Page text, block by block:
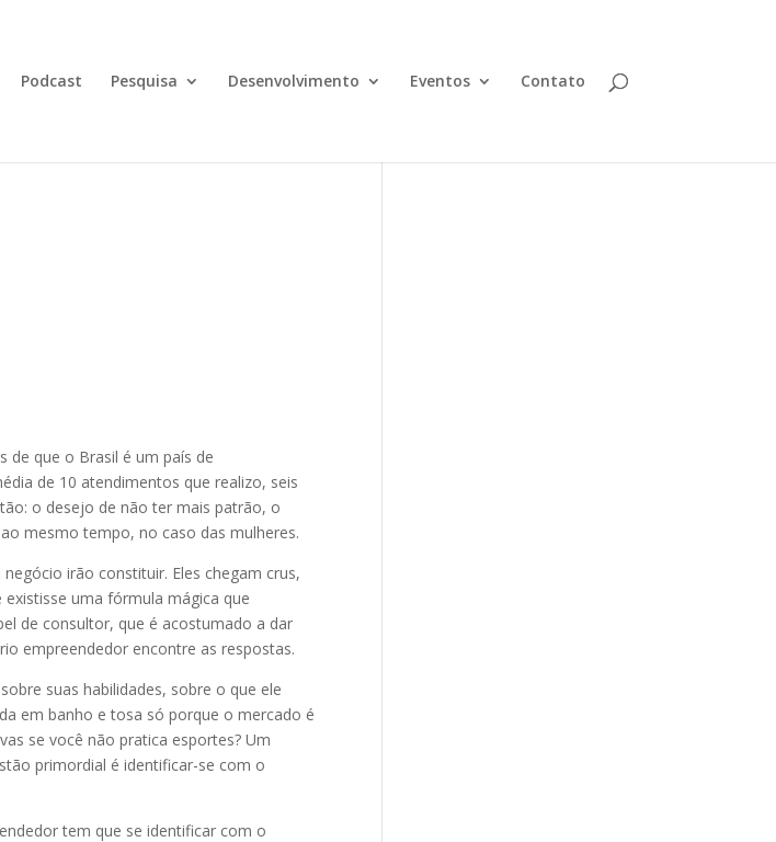
Podcast Pesquisa Desenvolvimento Eventos Contato
de que o Brasil é um país de
de 10 atendimentos que realizo, seis
o desejo de não ter mais patrão, o
mesmo tempo, no caso das mulheres.
irão constituir. Eles chegam crus,
uma fórmula mágica que
de consultor, que é acostumado a dar
empreendedor encontre as respostas.
suas habilidades, sobre o que ele
em banho e tosa só porque o mercado é
se você não pratica esportes? Um
primordial é identificar-se com o
tem que se identificar com o